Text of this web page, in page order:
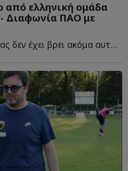
από ελληνική ομάδα
Διαφωνία ΠΑΟ με
Ο Τάσος Μπακασέτας δεν έχει βρει ακόμα αυτό που ψάχνει σ...